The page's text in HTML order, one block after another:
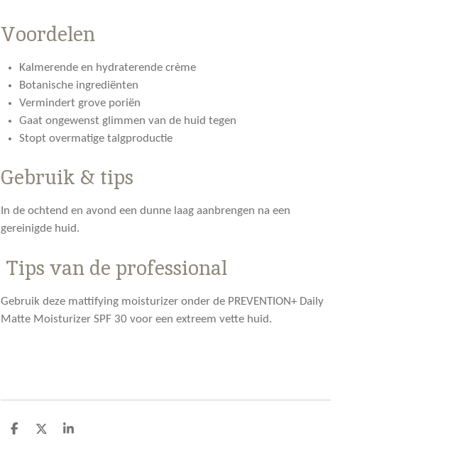
Voordelen
Kalmerende en hydraterende crème
Botanische ingrediënten
Vermindert grove poriën
Gaat ongewenst glimmen van de huid tegen
Stopt overmatige talgproductie
Gebruik & tips
In de ochtend en avond een dunne laag aanbrengen na een
gereinigde huid.
Tips van de professional
Gebruik deze mattifying moisturizer onder de PREVENTION+ Daily
Matte Moisturizer SPF 30 voor een extreem vette huid.
D
D
S